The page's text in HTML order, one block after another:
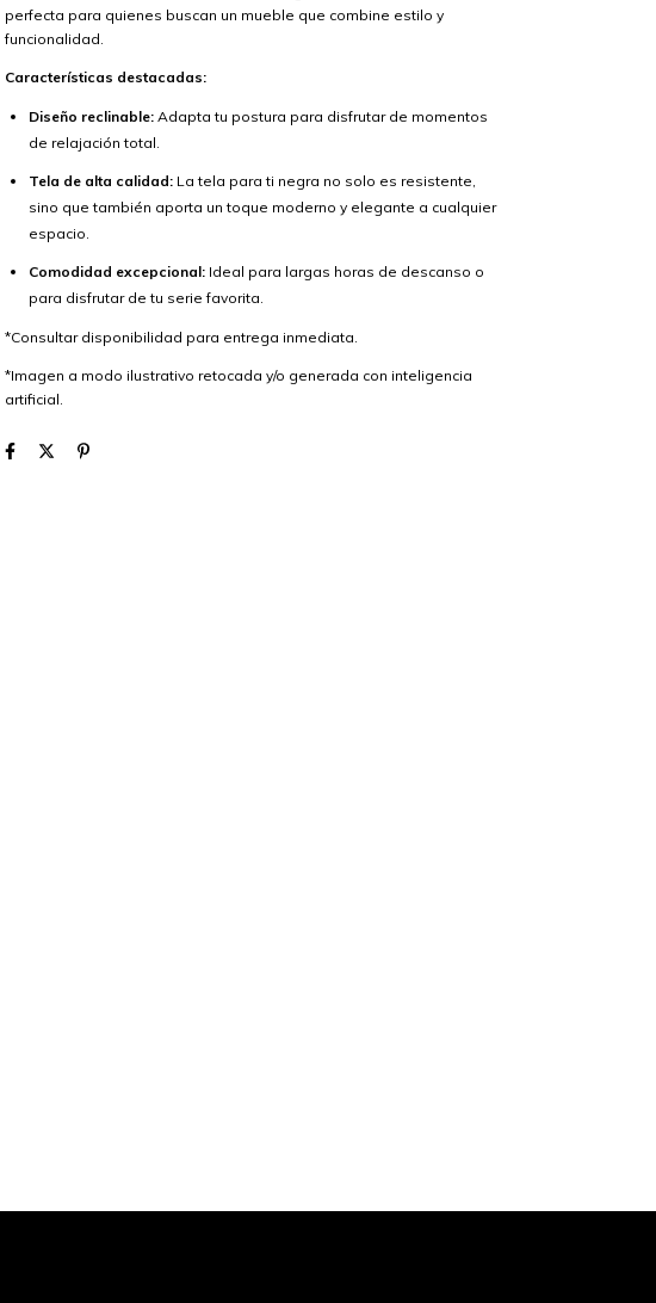
perfecta para quienes buscan un mueble que combine estilo y
funcionalidad.
Características destacadas:
Diseño reclinable: Adapta tu postura para disfrutar de momentos
de relajación total.
Tela de alta calidad: La tela para ti negra no solo es resistente,
sino que también aporta un toque moderno y elegante a cualquier
espacio.
Comodidad excepcional: Ideal para largas horas de descanso o
para disfrutar de tu serie favorita.
*Consultar disponibilidad para entrega inmediata.
*Imagen a modo ilustrativo retocada y/o generada con inteligencia
artificial.